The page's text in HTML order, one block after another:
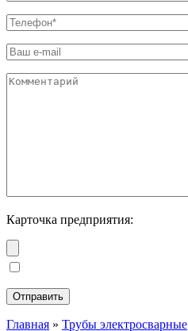
Карточка предприятия:
Главная » Трубы электросварные